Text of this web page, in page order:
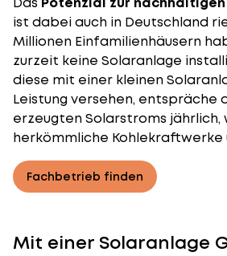
ist dabei auch in Deutschland
Millionen Einfamilienhäusern
zurzeit keine Solaranlage
diese mit einer kleinen
Leistung versehen, entspräche
erzeugten Solarstroms jährlich,
herkömmliche Kohlekraftwerke
Fachbetrieb finden
Mit einer Solaranlage